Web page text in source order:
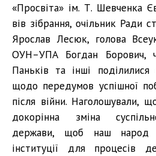
«Просвіта» ім. Т. Шевченка
вів зібрання, очільник Ради
Ярослав Лесюк, голова
ОУН–УПА Богдан Борович,
Паньків та інші поділилися
щодо передумов успішної
після війни. Наголошували,
докорінна зміна
держави, щоб наш народ
інституції для процесів